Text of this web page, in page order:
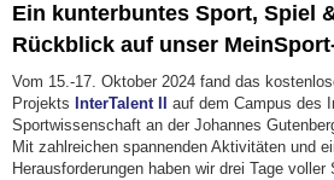
Ein kunterbuntes Sport, Spiel
Rückblick auf unser
Vom 15.-17. Oktober 2024 fand das
Projekts InterTalent II auf dem Campus des
Sportwissenschaft an der Johannes
Mit zahlreichen spannenden Aktivitäten und
Herausforderungen haben wir drei Tage